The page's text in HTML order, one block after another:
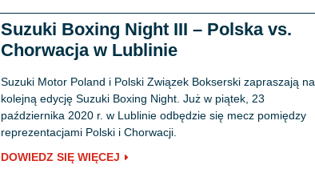
Suzuki Boxing Night III – Polska vs.
Chorwacja w Lublinie
Suzuki Motor Poland i Polski Związek Bokserski zapraszają na
kolejną edycję Suzuki Boxing Night. Już w piątek, 23
października 2020 r. w Lublinie odbędzie się mecz pomiędzy
reprezentacjami Polski i Chorwacji.
DOWIEDZ SIĘ WIĘCEJ